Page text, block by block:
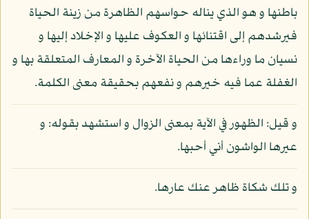
باطنها و هو الذي يناله حواسهم الظاهرة من زينة الحياة
فيرشدهم إلى اقتنائها و العكوف عليها و الإخلاد إليها و
نسيان ما وراءها من الحياة الآخرة و المعارف المتعلقة بها و
الغفلة عما فيه خيرهم و نفعهم بحقيقة معنى الكلمة.
و قيل: الظهور في الآية بمعنى الزوال و استشهد بقوله: و
عيرها الواشون أني أحبها.
و تلك شكاة ظاهر عنك عارها.